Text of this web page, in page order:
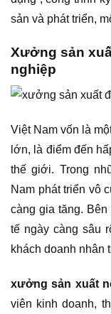
sản và phát triển,
Xưởng sản
nghiệp
Việt Nam vốn là
lớn, là điểm đến
thế giới. Trong
Nam phát triển vô
càng gia tăng.
tế ngày càng sâu
khách doanh nhân
xưởng sản xuất
viên kinh doanh,